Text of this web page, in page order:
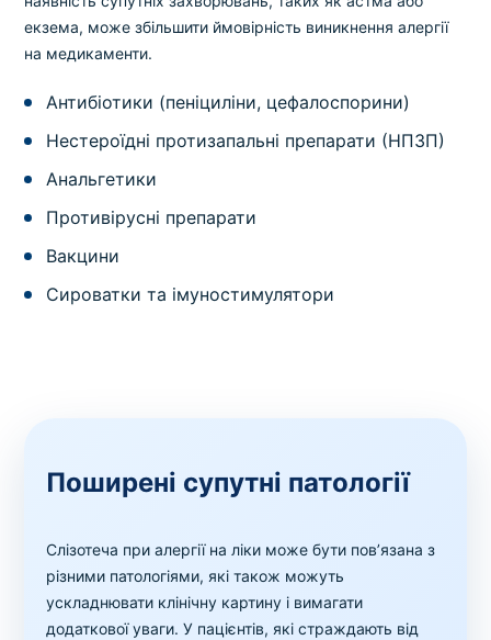
екзема, може збільшити ймовірність виникнення алергії
на медикаменти.
Антибіотики (пеніциліни, цефалоспорини)
Нестероїдні протизапальні препарати (НПЗП)
Анальгетики
Противірусні препарати
Вакцини
Сироватки та імуностимулятори
Поширені супутні патології
Слізотеча при алергії на ліки може бути пов’язана з
різними патологіями, які також можуть
ускладнювати клінічну картину і вимагати
додаткової уваги. У пацієнтів, які страждають від